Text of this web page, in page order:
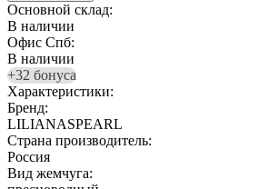
Основной склад:
В наличии
Офис Спб:
В наличии
+32 бонуса
Характеристики:
Бренд:
LILIANASPEARL
Страна производитель:
Россия
Вид жемчуга: